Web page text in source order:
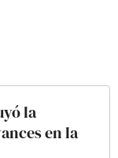
la
en la